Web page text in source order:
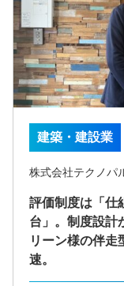
建築・建設業
株式会社テクノパ
評価制度は「仕
台」。制度設計
リーン様の伴走
速。